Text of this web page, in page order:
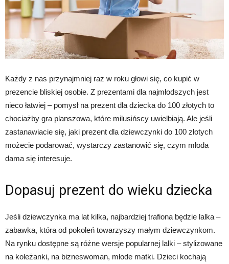
Każdy z nas przynajmniej raz w roku głowi się, co kupić w
prezencie bliskiej osobie. Z prezentami dla najmłodszych jest
nieco łatwiej – pomysł na prezent dla dziecka do 100 złotych to
chociażby gra planszowa, które milusińscy uwielbiają. Ale jeśli
zastanawiacie się, jaki prezent dla dziewczynki do 100 złotych
możecie podarować, wystarczy zastanowić się, czym młoda
dama się interesuje.
Dopasuj prezent do wieku dziecka
Jeśli dziewczynka ma lat kilka, najbardziej trafiona będzie lalka –
zabawka, która od pokoleń towarzyszy małym dziewczynkom.
Na rynku dostępne są różne wersje popularnej lalki – stylizowane
na koleżanki, na bizneswoman, młode matki. Dzieci kochają